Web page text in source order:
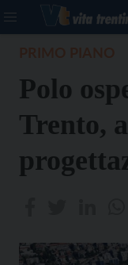
Polo
Trento,